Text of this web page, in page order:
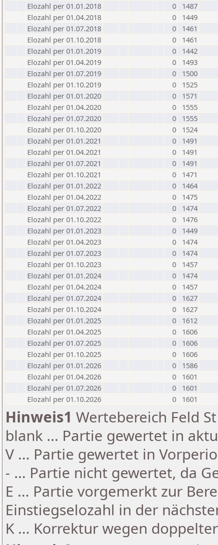
Elozahl per 01.01.2018
0
1487
Elozahl per 01.04.2018
0
1449
Elozahl per 01.07.2018
0
1461
Elozahl per 01.10.2018
0
1461
Elozahl per 01.01.2019
0
1442
Elozahl per 01.04.2019
0
1493
Elozahl per 01.07.2019
0
1500
Elozahl per 01.10.2019
0
1525
Elozahl per 01.01.2020
0
1571
Elozahl per 01.04.2020
0
1555
Elozahl per 01.07.2020
0
1555
Elozahl per 01.10.2020
0
1524
Elozahl per 01.01.2021
0
1491
Elozahl per 01.04.2021
0
1491
Elozahl per 01.07.2021
0
1491
Elozahl per 01.10.2021
0
1471
Elozahl per 01.01.2022
0
1464
Elozahl per 01.04.2022
0
1475
Elozahl per 01.07.2022
0
1474
Elozahl per 01.10.2022
0
1476
Elozahl per 01.01.2023
0
1449
Elozahl per 01.04.2023
0
1474
Elozahl per 01.07.2023
0
1474
Elozahl per 01.10.2023
0
1457
Elozahl per 01.01.2024
0
1474
Elozahl per 01.04.2024
0
1457
Elozahl per 01.07.2024
0
1627
Elozahl per 01.10.2024
0
1627
Elozahl per 01.01.2025
0
1612
Elozahl per 01.04.2025
0
1606
Elozahl per 01.07.2025
0
1606
Elozahl per 01.10.2025
0
1606
Elozahl per 01.01.2026
0
1586
Elozahl per 01.04.2026
0
1601
Elozahl per 01.07.2026
0
1601
Elozahl per 01.10.2026
0 1601
Hinweis1 Wertebereich Feld
blank ... Partie gewertet in
V ... Partie gewertet in
- ... Partie nicht gewertet, da
E ... Partie vorgemerkt zur
Einstiegselozahl in der
K ... Korrektur wegen